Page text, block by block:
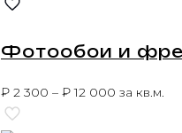
Фотообои и
₽ 2 300 – ₽12 000 за кв.м.